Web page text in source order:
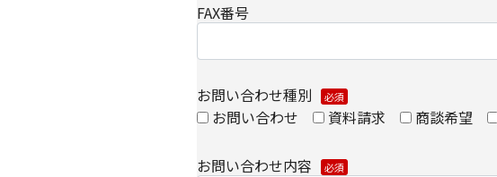
このページは通信途上における第三者の不正なアク
ずるセキュリティ技術を施し、安全性の確保に努
【個人情報保護管理者】
キヤノンITソリューションズ株式会社
企画本部 営業・マーケティング推進部 部長
FAX番号
お問い合わせ種別
お問い合わせ
資料請求 商談希望
お問い合わせ内容